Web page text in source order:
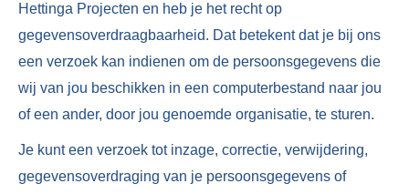
Hettinga Projecten en heb je het recht op
gegevensoverdraagbaarheid. Dat betekent dat je bij ons
een verzoek kan indienen om de persoonsgegevens die
wij van jou beschikken in een computerbestand naar jou
of een ander, door jou genoemde organisatie, te sturen.
Je kunt een verzoek tot inzage, correctie, verwijdering,
gegevensoverdraging van je persoonsgegevens of